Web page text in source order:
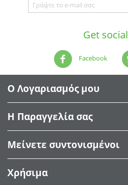
Get social
Facebook
Ο Λογαριασμός μου
Η Παραγγελία σας
Μείνετε συντονισμένοι
Χρήσιμα